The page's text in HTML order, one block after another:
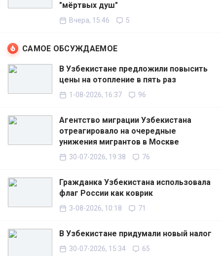
"мёртвых душ"
Вчера, 15:46 5
САМОЕ ОБСУЖДАЕМОЕ
В Узбекистане предложили повысить
цены на отопление в пять раз
1-08-2026, 16:37 96
Агентство миграции Узбекистана
отреагировало на очередные
унижения мигрантов в Москве
30-07-2026, 19:38 76
Гражданка Узбекистана использовала
флаг России как коврик
3-08-2026, 10:18 71
В Узбекистане придумали новый налог
30-07-2026, 15:34 65